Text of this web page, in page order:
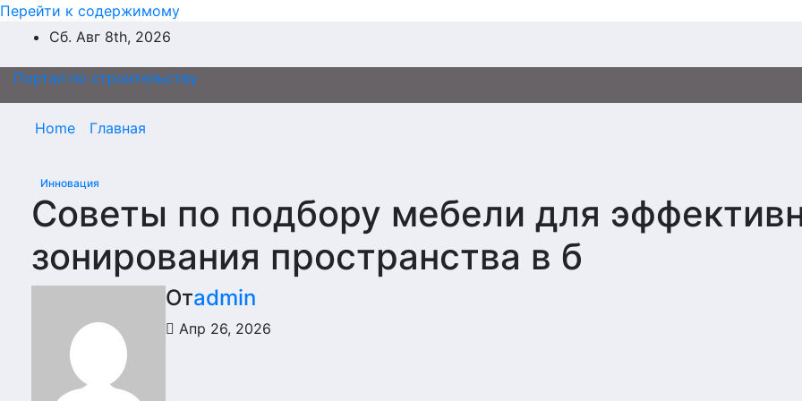
Перейти к содержимому
Сб. Авг 8th, 2026
Портал по строительству
Home Главная
Инновация
Советы по подбору мебели для
зонирования пространства в б
Отadmin
Апр 26, 2026